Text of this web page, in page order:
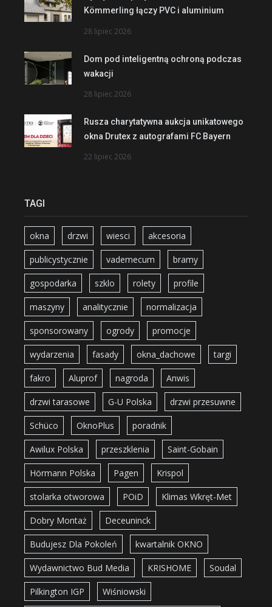
Kömmerling łączy PVC i aluminium
28 lipiec 2026
Dom pod inteligentną ochroną podczas
wakacji
28 lipiec 2026
Rusza charytatywna aukcja unikatowego
okna Drutex z autografami FC Bayern
22 lipiec 2026
TAGI
okna drzwi wiesci akcesoria
publicystycznie vademecum bramy
gospodarka szklo rolety profile
maszyny analitycznie normalizacja
sponsorowany ogrody promocje
wydarzenia fasady okna_dachowe targi
fakro Aluprof nagroda Anwis
drzwi tarasowe G-U Polska drzwi przesuwne
Schüco OknoPlus poradnik
Awilux Polska przeszklenia Saint-Gobain
Hörmann Polska Pagen Krispol
stolarka otworowa POiD Klimas Wkręt-Met
Dobry Montaż Deceuninck
Budujesz Dla Pokoleń kwartalnik OKNO
Wydawnictwo Bud Media KRISHOME Soudal
Pilkington IGP Wiśniowski